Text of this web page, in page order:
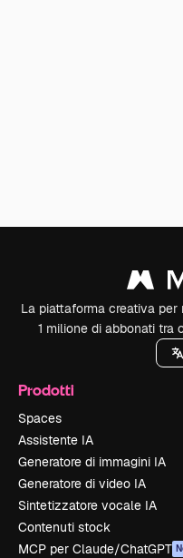
La piattaforma creativa
1 milione di abbonati tra
Prodotti
Spaces
Assistente IA
Generatore di immagini IA
Generatore di video IA
Sintetizzatore vocale IA
Contenuti stock
MCP per Claude/ChatGPT